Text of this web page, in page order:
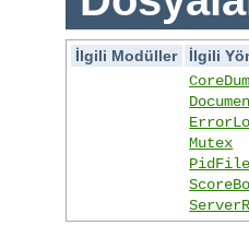
İlgili Modüller
İlgili
Mutex
PidFile